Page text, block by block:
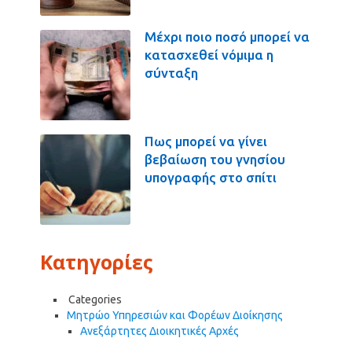
Μέχρι ποιο ποσό μπορεί να
κατασχεθεί νόμιμα η
σύνταξη
Πως μπορεί να γίνει
βεβαίωση του γνησίου
υπογραφής στο σπίτι
Κατηγορίες
Categories
Μητρώο Υπηρεσιών και Φορέων Διοίκησης
Ανεξάρτητες Διοικητικές Αρχές